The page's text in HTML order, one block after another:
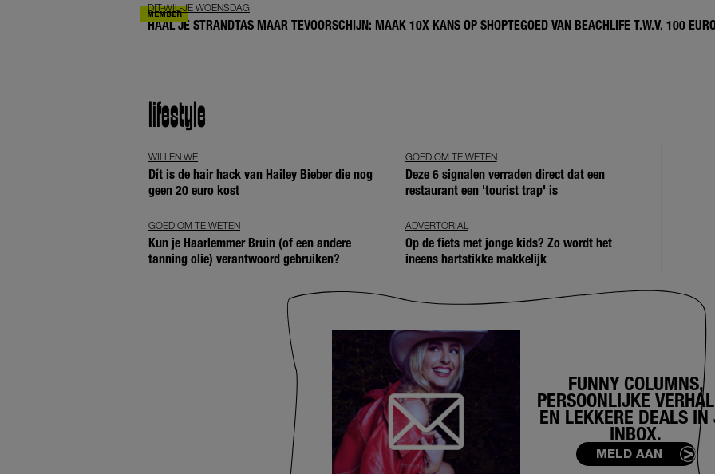
DIT-WIL-JE WOENSDAG
HAAL JE STRANDTAS MAAR TEVOORSCHIJN: MAAK 10X KANS OP SHOPTEGOED VAN BEACHLIFE T.W.V. 100
lifestyle
WILLEN WE
Dít is de hair hack van Hailey Bieber die nog
geen 20 euro kost
GOED OM TE WETEN
Deze 6 signalen verraden direct dat een
restaurant een 'tourist trap' is
GOED OM TE WETEN
Kun je Haarlemmer Bruin (of een andere
tanning olie) verantwoord gebruiken?
ADVERTORIAL
Op de fiets met jonge kids? Zo wordt het
ineens hartstikke makkelijk
FUNNY COLUMNS,
PERSOONLIJKE
EN LEKKERE DEALS IN
INBOX.
MELD AAN